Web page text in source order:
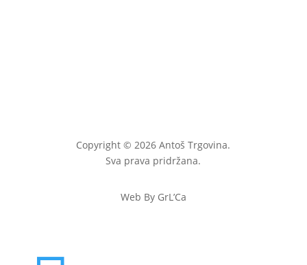
Copyright © 2026 Antoš Trgovina.
Sva prava pridržana.
Web By GrL’Ca